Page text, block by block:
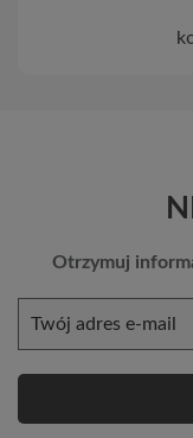
Otrzymuj